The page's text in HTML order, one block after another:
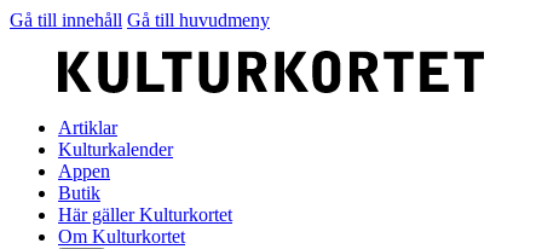
Gå till innehåll Gå till huvudmeny
Artiklar
Kulturkalender
Appen
Butik
Här gäller Kulturkortet
Om Kulturkortet